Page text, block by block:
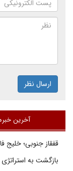
ارسال نظر
آخرین
قفقاز جنوبی؛ خلیج
بازگشت به